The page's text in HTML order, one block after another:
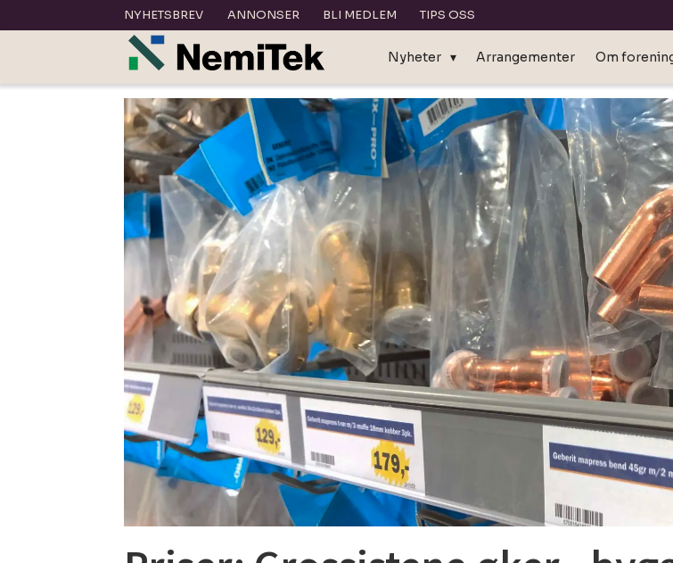
NYHETSBREV ANNONSER BLI MEDLEM TIPS OSS
Nyheter Arrangementer Om
megaflis